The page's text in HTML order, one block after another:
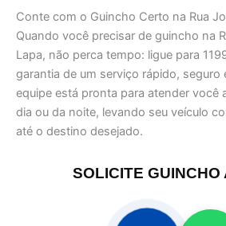
Conte com o Guincho Certo na Rua
Quando você precisar de guincho na
Lapa, não perca tempo: ligue para
garantia de um serviço rápido, seguro
equipe está pronta para atender você
dia ou da noite, levando seu veículo
até o destino desejado.
SOLICITE GUINCHO